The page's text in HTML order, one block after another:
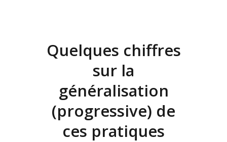
Quelques chiffres
sur la
généralisation
(progressive) de
ces pratiques